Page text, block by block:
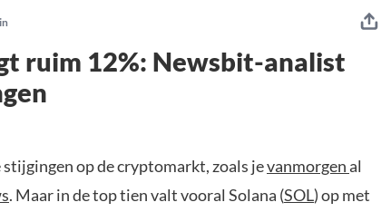
ruim 12%: Newsbit-analist
op de cryptomarkt, zoals jevanmorgenal
. Maar in de top tien valt vooral Solana (SOL) op met